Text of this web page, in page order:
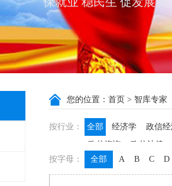
您的位置： 首页 > 智库专家
按行业： 全部 经济学
政信
政信咨询
政信法律
按字母：
全部 A B C D